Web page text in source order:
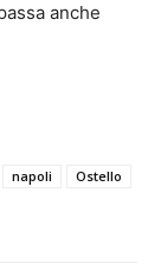
anche
napoli
Ostello